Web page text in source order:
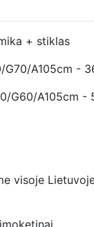
+ stiklas
G70/A105cm -
G60/A105cm -
visoje